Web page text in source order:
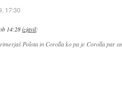
17:30
14:28 izjavil:
Polota in Corolla ko pa je Corolla par